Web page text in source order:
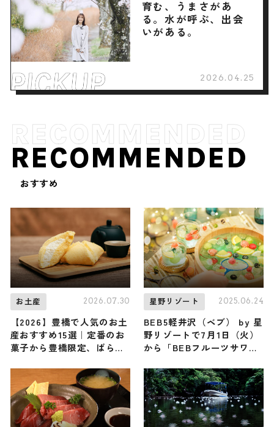
育む、うまさがあ
る。水が呼ぶ、出会
いがある。
2026.04.25
RECOMMENDED
おすすめ
お土産 2026.07.30
【2026】豊橋で人気のお土
産おすすめ15選｜定番のお
菓子から豊橋限定、ばらま
星野リゾート 2025.06.24
BEB5軽井沢（ベブ） by 星
野リゾートで7月1日（火）
から「BEBフルーツサワー
派サワーや屋台で特別な夏
祭り体験を